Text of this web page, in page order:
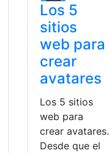
Los 5
sitios
web para
crear
avatares
Los 5 sitios
web para
crear avatares.
Desde que el